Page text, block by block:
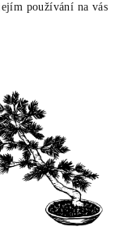
používání na vás